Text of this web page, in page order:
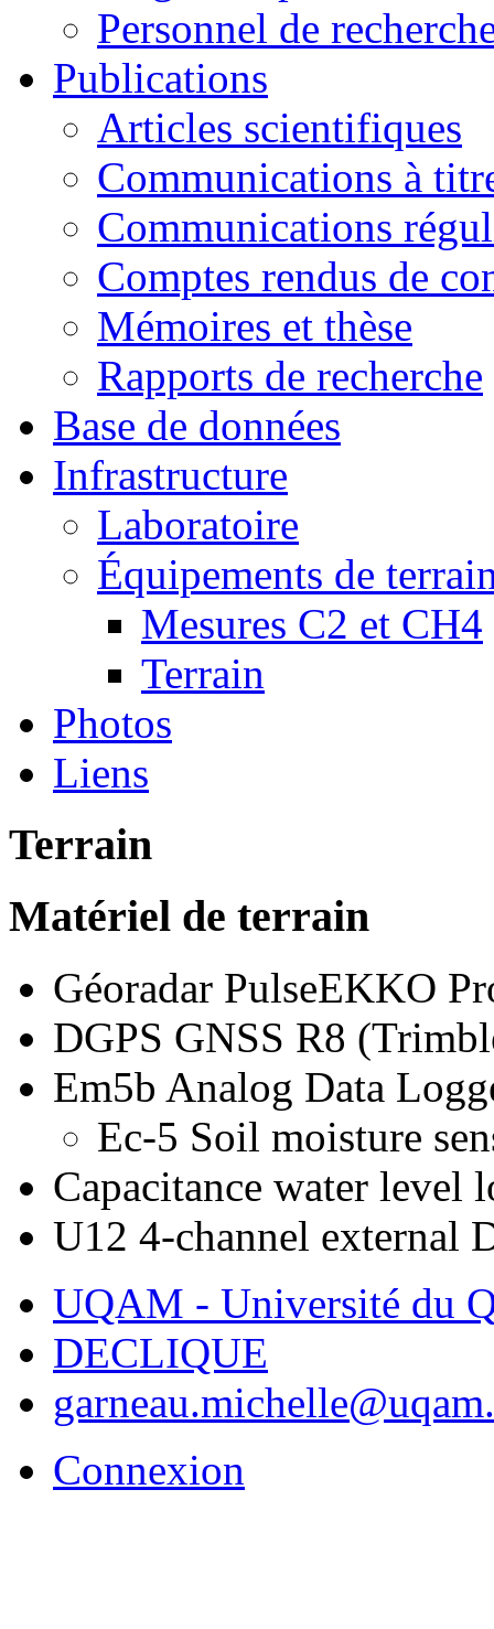
Personnel de
Publications
Articles scientifiques
Communications à
Communications
Comptes rendus de
Mémoires et thèse
Rapports de recherche
Base de données
Infrastructure
Laboratoire
Équipements de
Mesures C2 et CH4
Terrain
Photos
Liens
Terrain
Matériel de terrain
Géoradar PulseEKKO
DGPS GNSS R8
Em5b Analog Data
Ec-5 Soil moisture
Capacitance water level
U12 4-channel external
UQAM - Université du
DECLIQUE
Connexion